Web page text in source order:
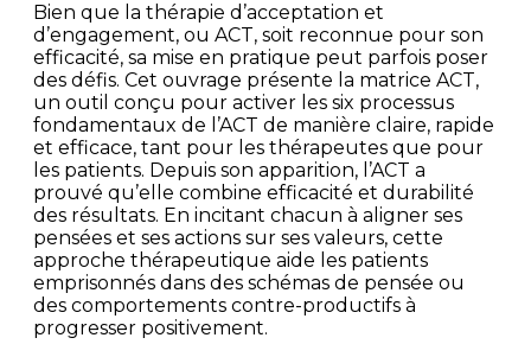
Bien que la thérapie d’acceptation et
d’engagement, ou ACT, soit reconnue pour son
efficacité, sa mise en pratique peut parfois poser
des défis. Cet ouvrage présente la matrice ACT,
un outil conçu pour activer les six processus
fondamentaux de l’ACT de manière claire, rapide
et efficace, tant pour les thérapeutes que pour
les patients. Depuis son apparition, l’ACT a
prouvé qu’elle combine efficacité et durabilité
des résultats. En incitant chacun à aligner ses
pensées et ses actions sur ses valeurs, cette
approche thérapeutique aide les patients
emprisonnés dans des schémas de pensée ou
des comportements contre-productifs à
progresser positivement.